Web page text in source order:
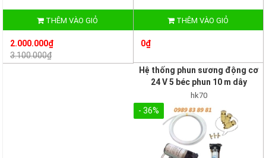
THÊM VÀO GIỎ
2.000.000₫
3.100.000₫
THÊM VÀO GIỎ
0₫
Hệ thống phun sương động cơ
24 V 5 béc phun 10 m dây
hk70
- 36%